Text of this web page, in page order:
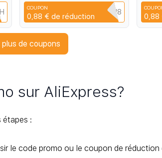
12 11 10 7T
COUPON
0,88 € de réductionCYPQ3XAVLEH8 0,88
de coupons
sur AliExpress?
étapes :
le code promo ou le coupon de